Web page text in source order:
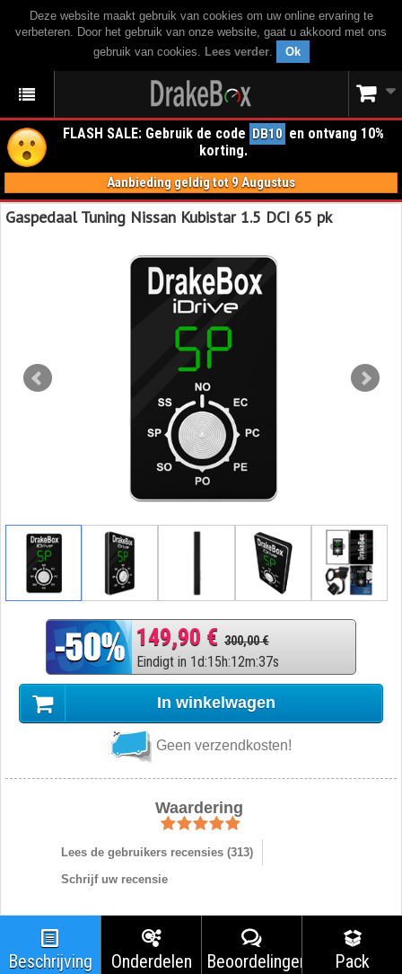
Deze website maakt gebruik van cookies om uw online ervaring te
verbeteren. Door het gebruik van onze website, gaat u akkoord met ons
gebruik van cookies. Lees verder. Ok
FLASH SALE: Gebruik de code DB10 en ontvang 10%
korting.
Aanbieding geldig tot 9 Augustus
Gaspedaal Tuning Nissan Kubistar 1.5 DCI 65 pk
149,90 € 300,00 €
Eindigt in 1d:15h:12m:36s
In winkelwagen
Geen verzendkosten!
Waardering
Lees de gebruikers recensies (313)
Schrijf uw recensie
Beschrijving Onderdelen Beoordelingen Pack